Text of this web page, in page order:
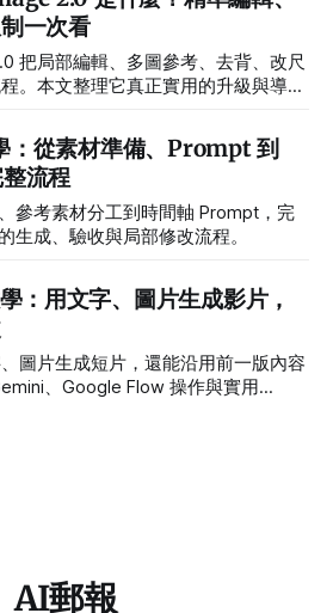
一次看
把局部編輯、多圖參考、去背、改尺
。本文整理它真正實用的升級與導入
：從素材準備、Prompt 到
流程
參考素材分工到時間軸 Prompt，完
生成、驗收與局部修改流程。
用文字、圖片生成影片，
圖片生成短片，還能沿用前一版內容
、Google Flow 操作與實用
AI郵報